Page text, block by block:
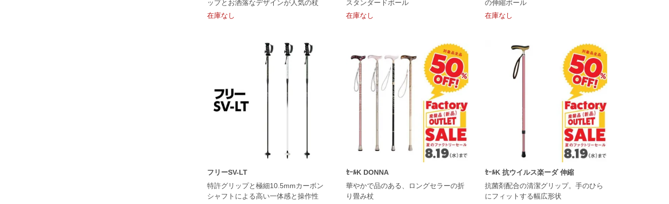
ップとお洒落なデザインが人気の杖
在庫なし
スタンダードポール
在庫なし
の伸縮ポール
在庫なし
フリーSV-LT
特許グリップと極細10.5mmカーボン
シャフトによる高い一体感と操作性
ｾｰﾙK DONNA
華やかで品のある、ロングセラーの折
り畳み杖
ｾｰﾙK 抗ウイルス楽ーダ 伸縮
抗菌剤配合の清潔グリップ。手のひら
にフィットする幅広形状